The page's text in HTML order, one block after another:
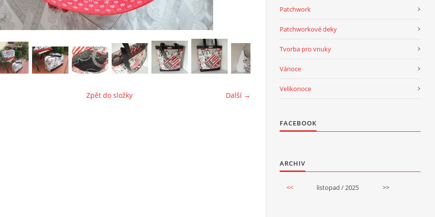
Další →
Zpět do složky
Patchwork
Patchworkové deky
Tvorba pro vnuky
Vánoce
Velikonoce
FACEBOOK
ARCHIV
<< listopad / 2025 >>